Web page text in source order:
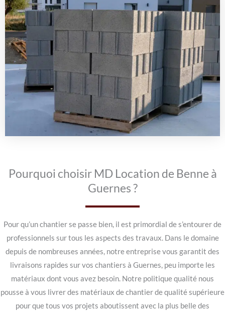
Pourquoi choisir MD Location de Benne à
Guernes ?
Pour qu’un chantier se passe bien, il est primordial de s’entourer de
professionnels sur tous les aspects des travaux. Dans le domaine
depuis de nombreuses années, notre entreprise vous garantit des
livraisons rapides sur vos chantiers à Guernes, peu importe les
matériaux dont vous avez besoin. Notre politique qualité nous
pousse à vous livrer des matériaux de chantier de qualité supérieure
pour que tous vos projets aboutissent avec la plus belle des